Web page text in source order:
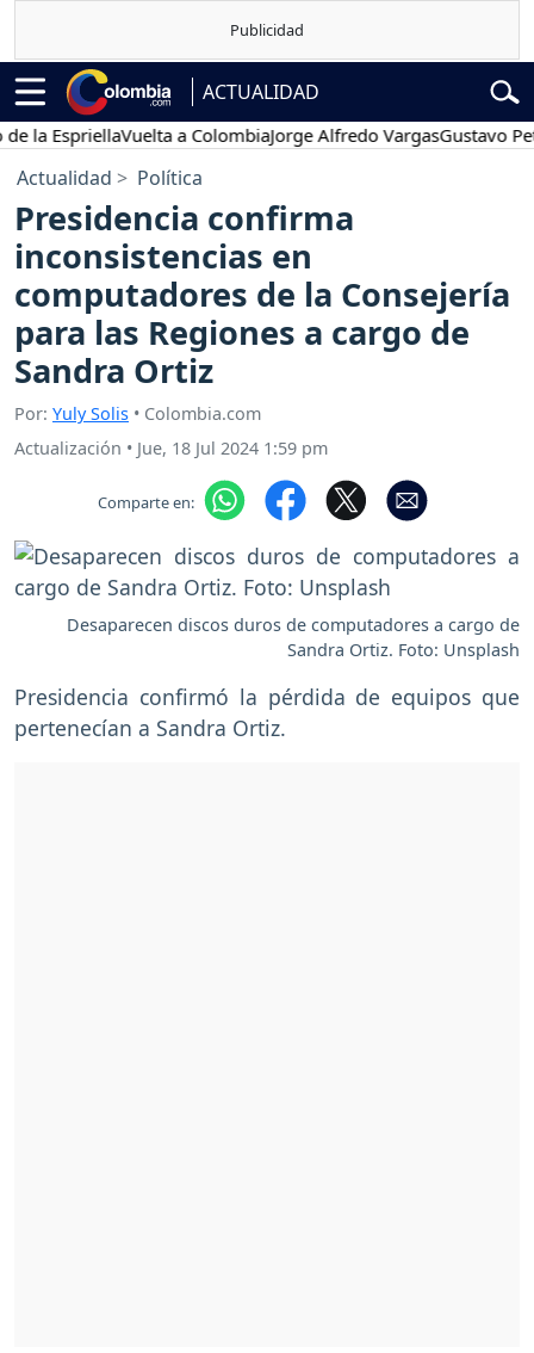
ACTUALIDAD
Vuelta a ColombiaJorge Alfredo VargasGustavo Petro
Actualidad Política
Presidencia confirma
inconsistencias en
computadores de la Consejería
para las Regiones a cargo de
Sandra Ortiz
Por: Yuly Solis • Colombia.com
Actualización • Jue, 18 Jul 2024 1:59 pm
Comparte en:
Desaparecen discos duros de computadores a cargo de
Sandra Ortiz. Foto: Unsplash
Presidencia confirmó la pérdida de equipos que
pertenecían a Sandra Ortiz.